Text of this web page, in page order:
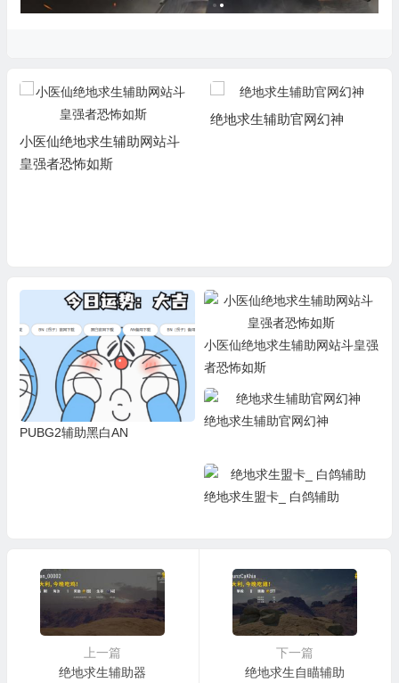
小医仙绝地求生辅助网站斗
皇强者恐怖如斯
绝地求生辅助官网幻神
PUBG2辅助黑白AN
小医仙绝地求生辅助网站斗皇强
者恐怖如斯
绝地求生辅助官网幻神
绝地求生盟卡_ 白鸽辅助
上一篇
绝地求生辅助器
下一篇
绝地求生自瞄辅助